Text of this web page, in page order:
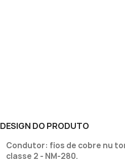
DESIGN DO PRODUTO
Condutor: fios de cobre nu
classe 2 - NM-280.